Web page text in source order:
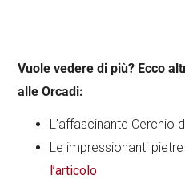
Vuole vedere di più? Ecco
alle Orcadi:
L’affascinante Cerchio
Le impressionanti
l’articolo